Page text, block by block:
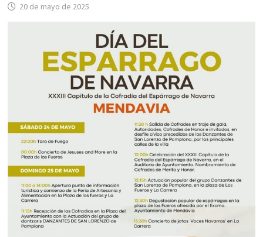
20 de mayo de 2025